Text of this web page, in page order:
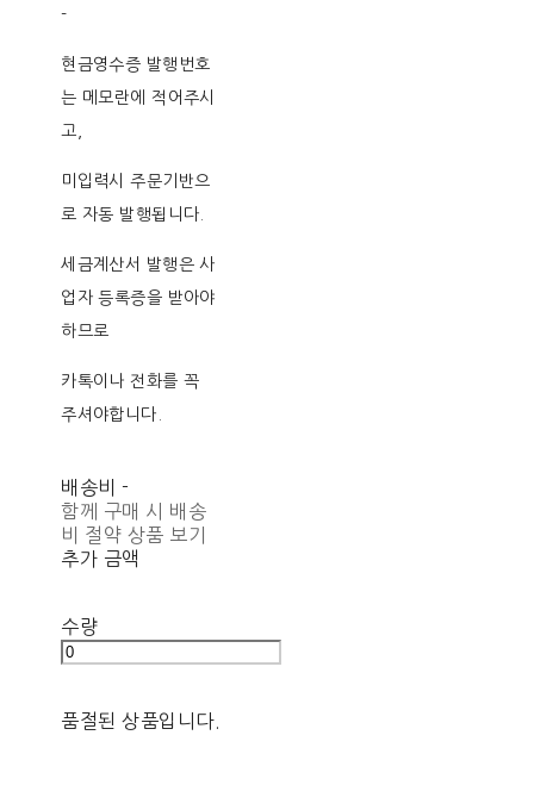
-
현금영수증 발행번호
는 메모란에 적어주시
고,
미입력시 주문기반으
로 자동 발행됩니다.
세금계산서 발행은 사
업자 등록증을 받아야
하므로
카톡이나 전화를 꼭
주셔야합니다.
배송비 -
함께 구매 시 배송
비 절약 상품 보기
추가 금액
수량
품절된 상품입니다.